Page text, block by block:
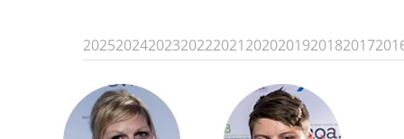
202520242023202220212020201920182017